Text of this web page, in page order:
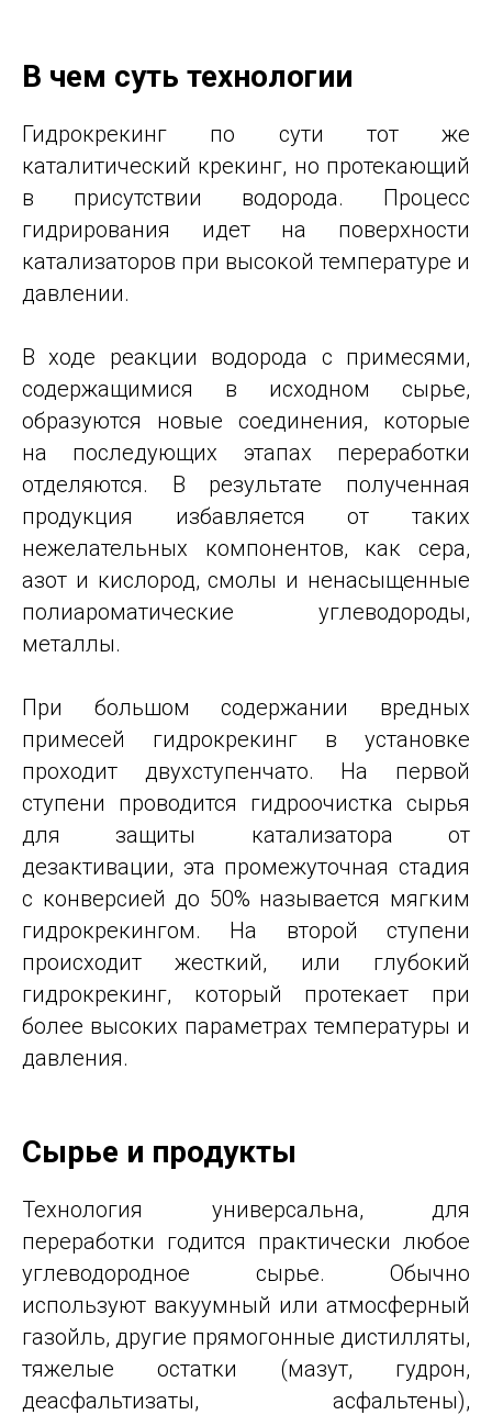
В чем суть технологии
Гидрокрекинг по сути тот же
каталитический крекинг, но протекающий
в присутствии водорода. Процесс
гидрирования идет на поверхности
катализаторов при высокой температуре и
давлении.
В ходе реакции водорода с примесями,
содержащимися в исходном сырье,
образуются новые соединения, которые
на последующих этапах переработки
отделяются. В результате полученная
продукция избавляется от таких
нежелательных компонентов, как сера,
азот и кислород, смолы и ненасыщенные
полиароматические углеводороды,
металлы.
При большом содержании вредных
примесей гидрокрекинг в установке
проходит двухступенчато. На первой
ступени проводится гидроочистка сырья
для защиты катализатора от
дезактивации, эта промежуточная стадия
с конверсией до 50% называется мягким
гидрокрекингом. На второй ступени
происходит жесткий, или глубокий
гидрокрекинг, который протекает при
более высоких параметрах температуры и
давления.
Сырье и продукты
Технология универсальна, для
переработки годится практически любое
углеводородное сырье. Обычно
используют вакуумный или атмосферный
газойль, другие прямогонные дистилляты,
тяжелые остатки (мазут, гудрон,
деасфальтизаты, асфальтены),